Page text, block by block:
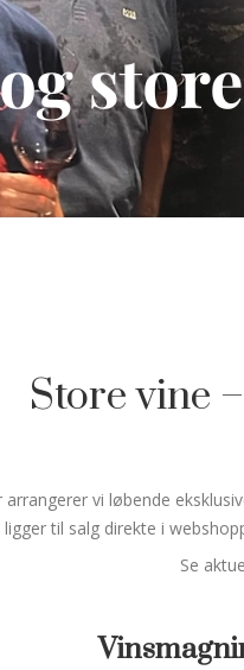
Store vine
arrangerer vi løbende
ligger til salg direkte i
Se